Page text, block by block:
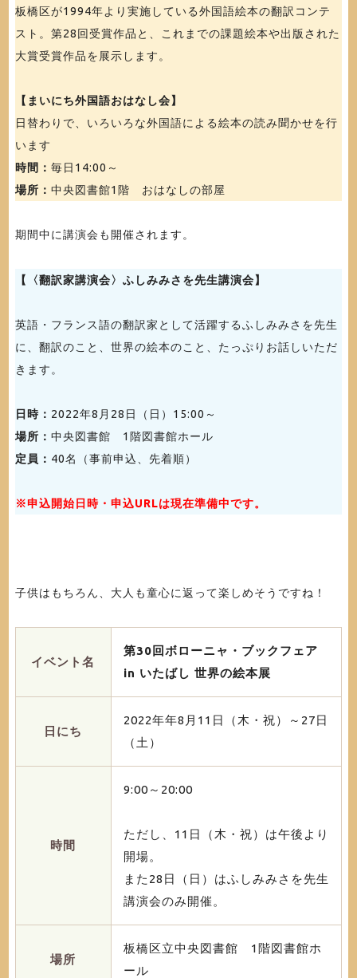
板橋区が1994年より実施している外国語絵本の翻訳コンテ
スト。第28回受賞作品と、これまでの課題絵本や出版された
大賞受賞作品を展示します。
【まいにち外国語おはなし会】
日替わりで、いろいろな外国語による絵本の読み聞かせを行
います
時間： 毎日14:00～
場所： 中央図書館1階 おはなしの部屋
期間中に講演会も開催されます。
【〈翻訳家講演会〉ふしみみさを先生講演会】
英語・フランス語の翻訳家として活躍するふしみみさを先生
に、翻訳のこと、世界の絵本のこと、たっぷりお話しいただ
きます。
日時： 2022年8月28日（日）15:00～
場所： 中央図書館 1階図書館ホール
定員： 40名（事前申込、先着順）
※申込開始日時・申込URLは現在準備中です。
子供はもちろん、大人も童心に返って楽しめそうですね！
イベント名
第30回ボローニャ・ブックフェア
in いたばし 世界の絵本展
日にち
2022年年8月11日（木・祝）～27日
（土）
時間
9:00～20:00
ただし、11日（木・祝）は午後より
開場。
また28日（日）はふしみみさを先生
講演会のみ開催。
場所
板橋区立中央図書館 1階図書館ホ
ール